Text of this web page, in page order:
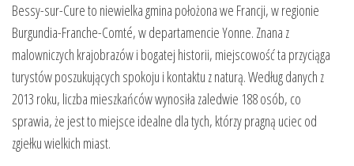
Bessy-sur-Cure to niewielka gmina położona we Francji, w regionie
Burgundia-Franche-Comté, w departamencie Yonne. Znana z
malowniczych krajobrazów i bogatej historii, miejscowość ta przyciąga
turystów poszukujących spokoju i kontaktu z naturą. Według danych z
2013 roku, liczba mieszkańców wynosiła zaledwie 188 osób, co
sprawia, że jest to miejsce idealne dla tych, którzy pragną uciec od
zgiełku wielkich miast.